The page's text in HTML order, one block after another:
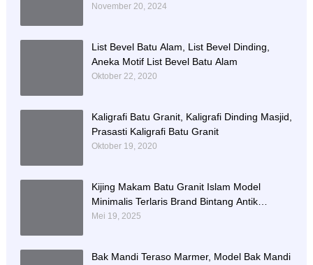
Sejahtera
November 20, 2024
List Bevel Batu Alam, List Bevel Dinding,
Aneka Motif List Bevel Batu Alam
Oktober 22, 2020
Kaligrafi Batu Granit, Kaligrafi Dinding Masjid,
Prasasti Kaligrafi Batu Granit
Oktober 19, 2020
Kijing Makam Batu Granit Islam Model
Minimalis Terlaris Brand Bintang Antik
Sejahtera
Mei 19, 2025
Bak Mandi Teraso Marmer, Model Bak Mandi